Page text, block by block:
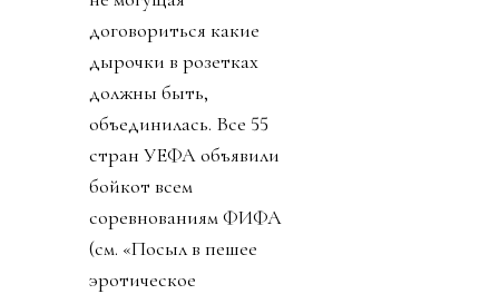
договориться какие
дырочки в розетках
должны быть,
объединилась. Все 55
стран УЕФА объявили
бойкот всем
соревнованиям ФИФА
(см. «Посыл в пешее
эротическое